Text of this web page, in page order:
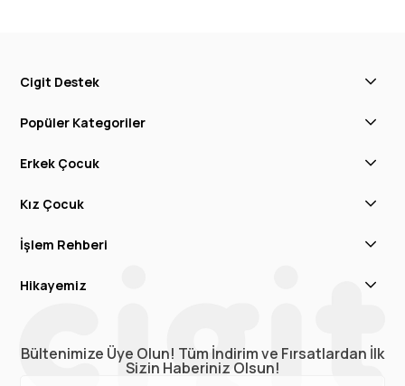
Cigit Destek
Popüler Kategoriler
Erkek Çocuk
Kız Çocuk
İşlem Rehberi
Hikayemiz
Bültenimize Üye Olun! Tüm İndirim ve Fırsatlardan İlk
Sizin Haberiniz Olsun!